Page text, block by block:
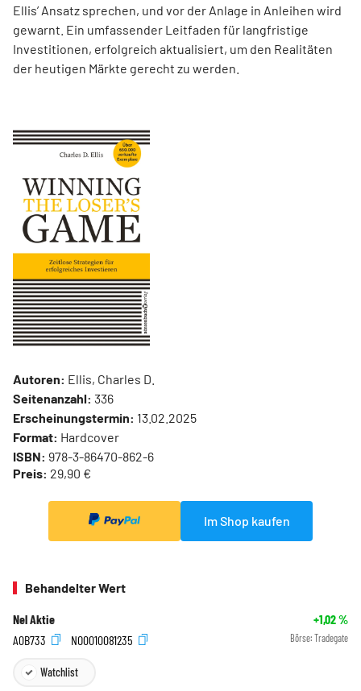
Ellis’ Ansatz sprechen, und vor der Anlage in Anleihen wird
gewarnt. Ein umfassender Leitfaden für langfristige
Investitionen, erfolgreich aktualisiert, um den Realitäten
der heutigen Märkte gerecht zu werden.
Autoren: Ellis, Charles D.
Seitenanzahl: 336
Erscheinungstermin: 13.02.2025
Format: Hardcover
ISBN: 978-3-86470-862-6
Preis: 29,90 €
Im Shop kaufen
Behandelter Wert
Nel Aktie +1,02%
A0B733
NO0010081235 Börse: Tradegate
Watchlist